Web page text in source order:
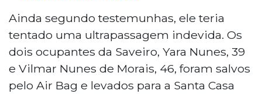
Ainda segundo testemunhas, ele teria
tentado uma ultrapassagem indevida. Os
dois ocupantes da Saveiro, Yara Nunes, 39
e Vilmar Nunes de Morais, 46, foram salvos
pelo Air Bag e levados para a Santa Casa